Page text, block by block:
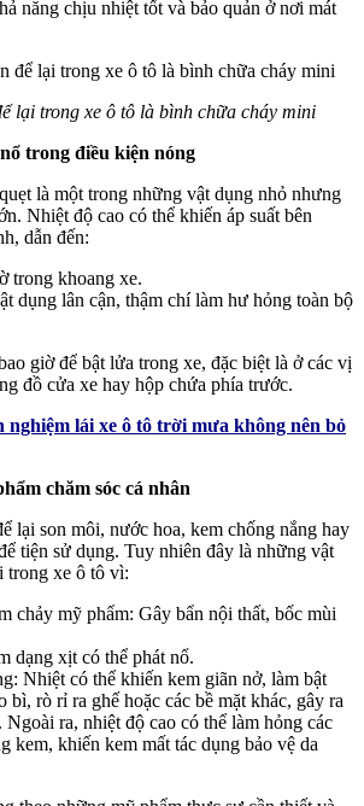
năng chịu nhiệt tốt và bảo quản ở nơi mát
lại trong xe ô tô là bình chữa cháy mini
trong điều kiện nóng
là một trong những vật dụng nhỏ nhưng
Nhiệt độ cao có thể khiến áp suất bên
dẫn đến:
trong khoang xe.
dụng lân cận, thậm chí làm hư hỏng toàn bộ
giờ để bật lửa trong xe, đặc biệt là ở các vị
đồ cửa xe hay hộp chứa phía trước.
nghiệm lái xe ô tô trời mưa không nên bỏ
chăm sóc cá nhân
lại son môi, nước hoa, kem chống nắng hay
tiện sử dụng. Tuy nhiên đây là những vật
trong xe ô tô vì:
chảy mỹ phẩm: Gây bẩn nội thất, bốc mùi
dạng xịt có thể phát nổ.
Nhiệt có thể khiến kem giãn nở, làm bật
bì, rò rỉ ra ghế hoặc các bề mặt khác, gây ra
Ngoài ra, nhiệt độ cao có thể làm hỏng các
kem, khiến kem mất tác dụng bảo vệ da